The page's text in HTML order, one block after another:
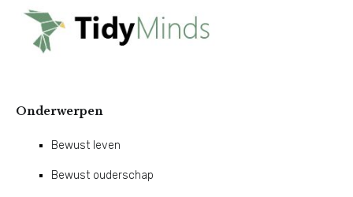
Onderwerpen
Bewust leven
Bewust ouderschap